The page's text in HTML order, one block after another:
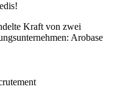
Kraft von zwei
Arobase